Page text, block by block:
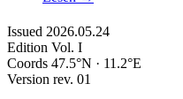
Issued 2026.05.24
Edition Vol. I
Coords 47.5°N · 11.2°E
Version rev. 01